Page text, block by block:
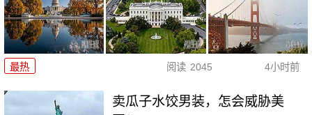
最热 阅读 2045 4小时前
卖瓜子水饺男装，怎会威胁美